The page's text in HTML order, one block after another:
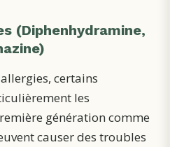
(Diphenhydramine,
certains
les
génération comme
causer des troubles